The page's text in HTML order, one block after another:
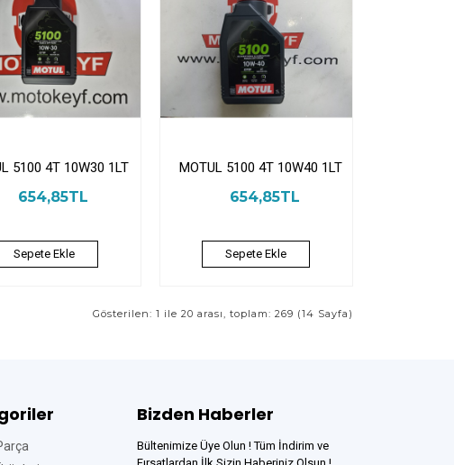
5100 4T 10W30 1LT
654,85TL
Sepete Ekle
MOTUL 5100 4T 10W40 1LT
654,85TL
Sepete Ekle
Gösterilen: 1 ile 20 arası, toplam: 269 (14 Sayfa)
Bizden Haberler
Bültenimize Üye Olun ! Tüm İndirim ve